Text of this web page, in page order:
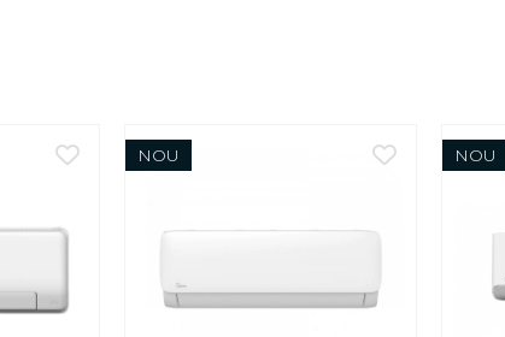
NOU NOU